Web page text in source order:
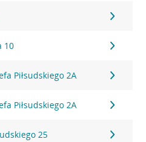
10
Piłsudskiego 2A
Piłsudskiego 2A
25